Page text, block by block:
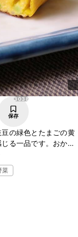
3038
保存
の緑色とたまごの黄
る一品です。おかず
です。ぜひお試しく
菜